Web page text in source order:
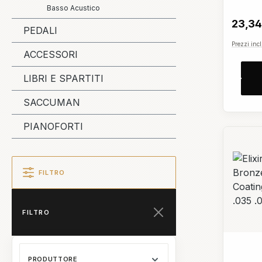
Basso Acustico
PEDALI
ACCESSORI
LIBRI E SPARTITI
SACCUMAN
PIANOFORTI
FILTRO
FILTRO
PRODUTTORE
qualità
o
.032
Prezzi